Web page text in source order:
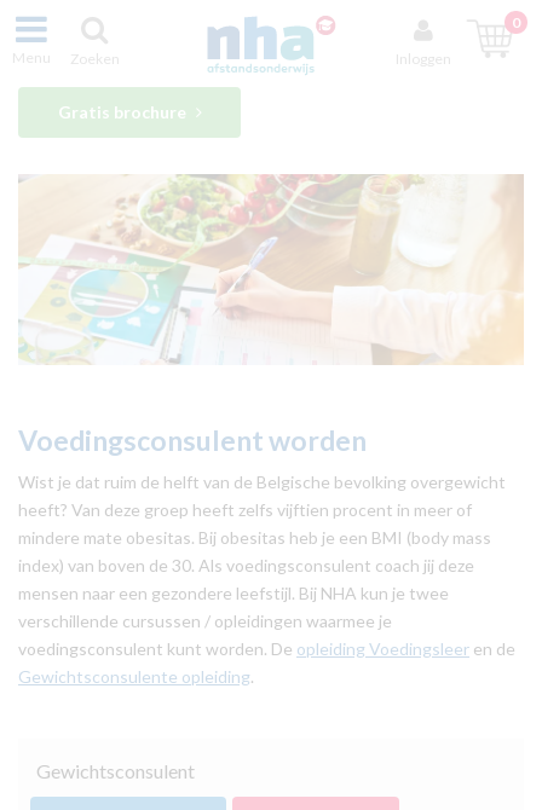
Menu Zoeken Inloggen
0
Gratis brochure
Voedingsconsulent worden
Wist je dat ruim de helft van de Belgische bevolking overgewicht
heeft? Van deze groep heeft zelfs vijftien procent in meer of
mindere mate obesitas. Bij obesitas heb je een BMI (body mass
index) van boven de 30. Als voedingsconsulent coach jij deze
mensen naar een gezondere leefstijl. Bij NHA kun je twee
verschillende cursussen / opleidingen waarmee je
voedingsconsulent kunt worden. De opleiding Voedingsleer en de
Gewichtsconsulente opleiding.
Gewichtsconsulent